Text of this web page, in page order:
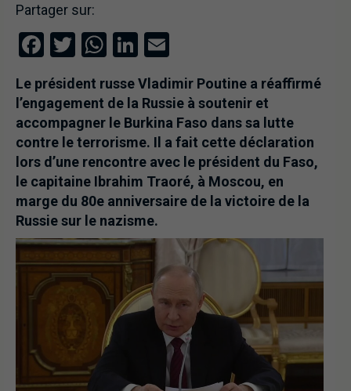
Partager sur:
Facebook
Twitter
WhatsApp
LinkedIn
Le président russe Vladimir Poutine a réaffirmé
l’engagement de la Russie à soutenir et
accompagner le Burkina Faso dans sa lutte
contre le terrorisme. Il a fait cette déclaration
lors d’une rencontre avec le président du Faso,
le capitaine Ibrahim Traoré, à Moscou, en
marge du 80e anniversaire de la victoire de la
Russie sur le nazisme.